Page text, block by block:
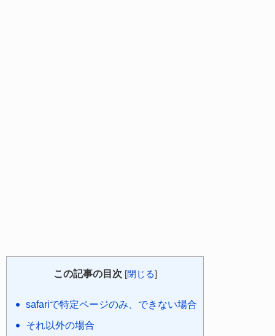
この記事の目次 [閉じる]
safariで特定ページのみ、できない場合
それ以外の場合